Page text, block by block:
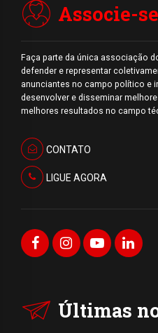
Associe-se
Faça parte da única associação
defender e representar
anunciantes no campo político e
desenvolver e disseminar
melhores resultados no campo
CONTATO
LIGUE AGORA
Últimas